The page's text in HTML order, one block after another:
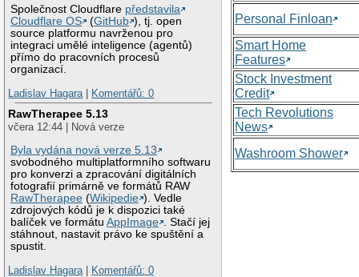
Společnost Cloudflare představila
Cloudflare OS
(GitHub ), tj. open
source platformu navrženou pro
integraci umělé inteligence (agentů)
přímo do pracovních procesů
organizací.
Ladislav Hagara
Komentářů: 0
RawTherapee 5.13
včera 12:44 | Nová verze
Byla vydána nová verze 5.13
svobodného multiplatformního softwaru
pro konverzi a zpracování digitálních
fotografií primárně ve formátů RAW
RawTherapee (Wikipedie ). Vedle
zdrojových kódů je k dispozici také
balíček ve formátuAppImage . Stačí jej
stáhnout, nastavit právo ke spuštění a
spustit.
Ladislav Hagara
Komentářů: 0
Personal Finloan
Smart Home
Features
Stock Investment
Credit
Tech Revolutions
News
Washroom Shower